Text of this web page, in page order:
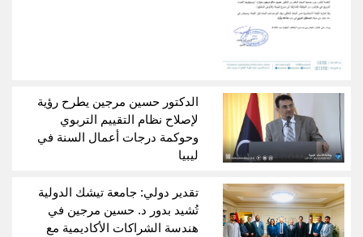
الدكتور حسين مرجين يطرح رؤية
لإصلاح نظام التقييم التربوي
وحوكمة درجات أعمال السنة في
ليبيا
تقدير دولي: جامعة تيشك الدولية
تُشيد بدور د. حسين مرجين في
هندسة الشراكات الأكاديمية مع